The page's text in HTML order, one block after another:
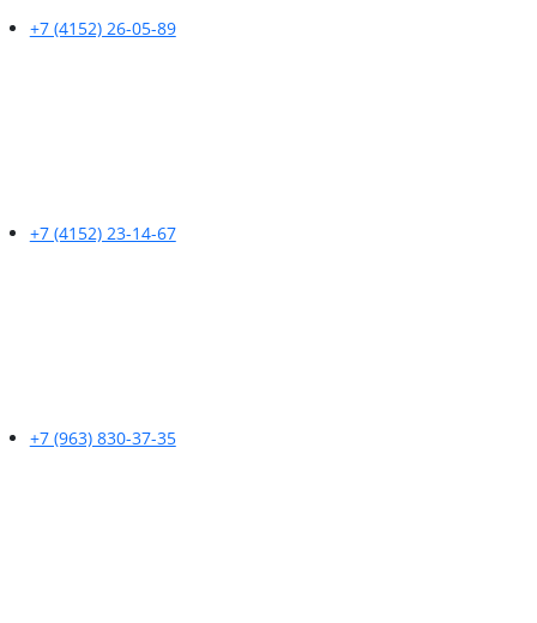
+7 (4152) 26-05-89
+7 (4152) 23-14-67
+7 (963) 830-37-35